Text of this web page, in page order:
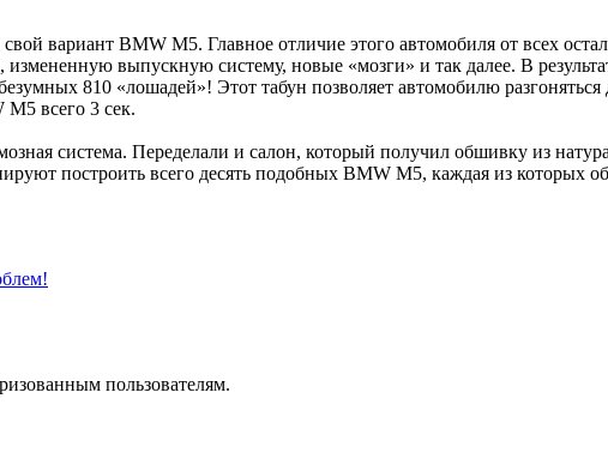
вариант BMW M5. Главное отличие этого автомобиля от всех
выпускную систему, новые «мозги» и так далее. В
810 «лошадей»! Этот табун позволяет автомобилю разгоняться
всего 3 сек.
система. Переделали и салон, который получил обшивку из
построить всего десять подобных BMW M5, каждая из которых
пользователям.